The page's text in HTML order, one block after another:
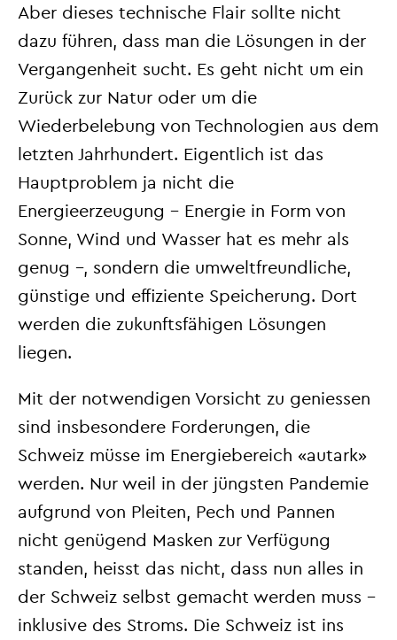
Aber dieses technische Flair sollte nicht
dazu führen, dass man die Lösungen in der
Vergangenheit sucht. Es geht nicht um ein
Zurück zur Natur oder um die
Wiederbelebung von Technologien aus dem
letzten Jahrhundert. Eigentlich ist das
Hauptproblem ja nicht die
Energieerzeugung – Energie in Form von
Sonne, Wind und Wasser hat es mehr als
genug –, sondern die umweltfreundliche,
günstige und effiziente Speicherung. Dort
werden die zukunftsfähigen Lösungen
liegen.
Mit der notwendigen Vorsicht zu geniessen
sind insbesondere Forderungen, die
Schweiz müsse im Energiebereich «autark»
werden. Nur weil in der jüngsten Pandemie
aufgrund von Pleiten, Pech und Pannen
nicht genügend Masken zur Verfügung
standen, heisst das nicht, dass nun alles in
der Schweiz selbst gemacht werden muss –
inklusive des Stroms. Die Schweiz ist ins